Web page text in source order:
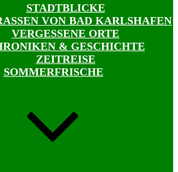
STADTBLICKE
VON BAD KARLSHAFEN
VERGESSENE ORTE
& GESCHICHTE
ZEITREISE
SOMMERFRISCHE